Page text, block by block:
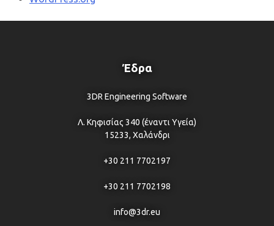
Έδρα
3DR Engineering Software
Λ. Κηφισίας 340 (έναντι Υγεία)
15233, Χαλάνδρι
+30 211 7702197
+30 211 7702198
info@3dr.eu